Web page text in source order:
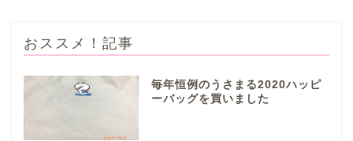
おススメ！記事
毎年恒例のうさまる2020ハッピ
ーバッグを買いました